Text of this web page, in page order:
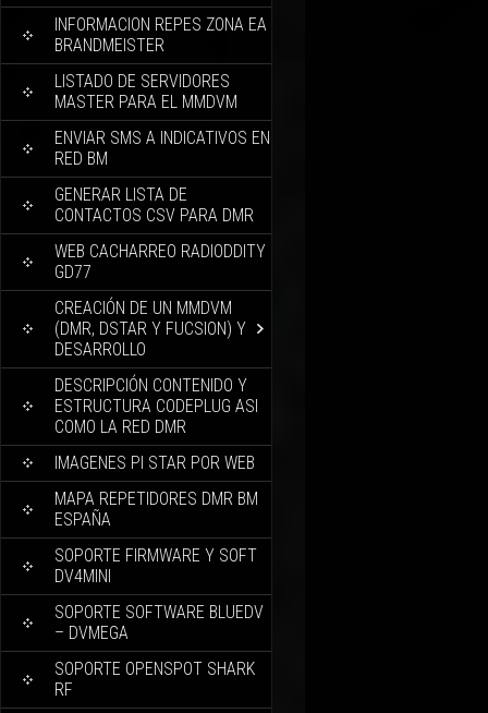
INFORMACION REPES ZONA EA
BRANDMEISTER
LISTADO DE SERVIDORES
MASTER PARA EL MMDVM
ENVIAR SMS A INDICATIVOS EN
RED BM
GENERAR LISTA DE
CONTACTOS CSV PARA DMR
WEB CACHARREO RADIODDITY
GD77
CREACIÓN DE UN MMDVM
(DMR, DSTAR Y FUCSION) Y
DESARROLLO
DESCRIPCIÓN CONTENIDO Y
ESTRUCTURA CODEPLUG ASI
COMO LA RED DMR
IMAGENES PI STAR POR WEB
MAPA REPETIDORES DMR BM
ESPAÑA
SOPORTE FIRMWARE Y SOFT
DV4MINI
SOPORTE SOFTWARE BLUEDV
– DVMEGA
SOPORTE OPENSPOT SHARK
RF